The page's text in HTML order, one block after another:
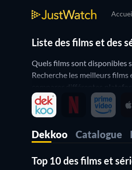
Liste des films et des
Quels films sont disponibles
Recherche les meilleurs
comparer différentes
Dekkoo Catalogue
Top 10 des films et